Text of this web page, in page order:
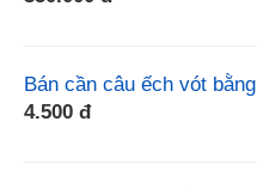
Bán cần câu ếch vót
4.500 đ